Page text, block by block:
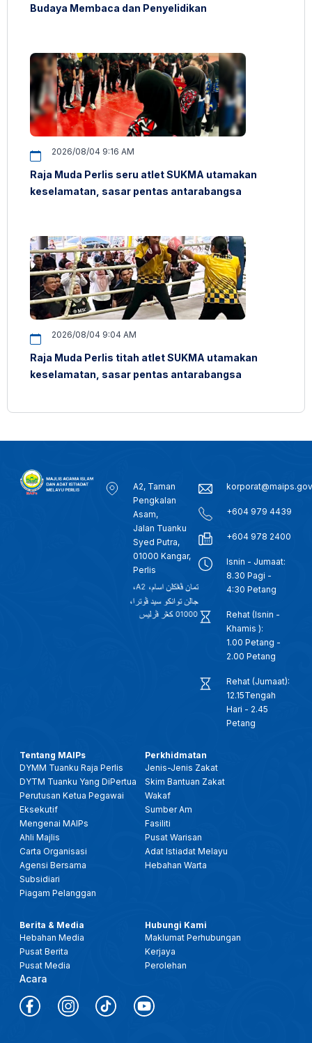
Budaya Membaca dan Penyelidikan
2026/08/04 9:16 AM
Raja Muda Perlis seru atlet SUKMA utamakan
keselamatan, sasar pentas antarabangsa
2026/08/04 9:04 AM
Raja Muda Perlis titah atlet SUKMA utamakan
keselamatan, sasar pentas antarabangsa
A2, Taman
Pengkalan
Asam,
Jalan Tuanku
Syed Putra,
01000 Kangar,
Perlis
+604 979 4439
+604 978 2400
Isnin - Jumaat:
8.30 Pagi -
4:30 Petang
Rehat (Isnin -
Khamis ):
1.00 Petang -
2.00 Petang
Rehat (Jumaat):
12.15Tengah
Hari - 2.45
Petang
Tentang MAIPs
DYMM Tuanku Raja Perlis
DYTM Tuanku Yang DiPertua
Perutusan Ketua Pegawai
Eksekutif
Mengenai MAIPs
Ahli Majlis
Carta Organisasi
Agensi Bersama
Subsidiari
Piagam Pelanggan
Perkhidmatan
Jenis-Jenis Zakat
Skim Bantuan Zakat
Wakaf
Sumber Am
Fasiliti
Pusat Warisan
Adat Istiadat Melayu
Hebahan Warta
Berita & Media
Hebahan Media
Pusat Berita
Pusat Media
Acara
Hubungi Kami
Maklumat Perhubungan
Kerjaya
Perolehan